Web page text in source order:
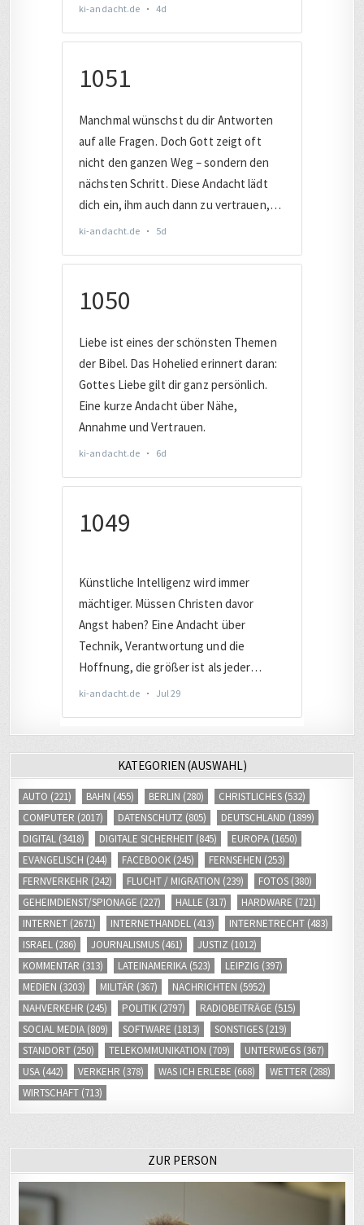
KATEGORIEN (AUSWAHL)
AUTO (221) BAHN (455) BERLIN (280) CHRISTLICHES (532)
COMPUTER (2017) DATENSCHUTZ (805) DEUTSCHLAND (1899)
DIGITAL (3418) DIGITALE SICHERHEIT (845) EUROPA (1650)
EVANGELISCH (244) FACEBOOK (245) FERNSEHEN (253)
FERNVERKEHR (242) FLUCHT / MIGRATION (239) FOTOS (380)
GEHEIMDIENST/SPIONAGE (227) HALLE (317) HARDWARE (721)
INTERNET (2671) INTERNETHANDEL (413) INTERNETRECHT (483)
ISRAEL (286) JOURNALISMUS (461) JUSTIZ (1012)
KOMMENTAR (313) LATEINAMERIKA (523) LEIPZIG (397)
MEDIEN (3203) MILITÄR (367) NACHRICHTEN (5952)
NAHVERKEHR (245) POLITIK (2797) RADIOBEITRÄGE (515)
SOCIAL MEDIA (809) SOFTWARE (1813) SONSTIGES (219)
STANDORT (250) TELEKOMMUNIKATION (709) UNTERWEGS (367)
USA (442) VERKEHR (378) WAS ICH ERLEBE (668) WETTER (288)
WIRTSCHAFT (713)
ZUR PERSON